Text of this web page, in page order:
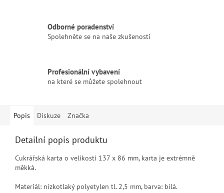
Odborné poradenství
Spolehněte se na naše zkušenosti
Profesionální vybavení
na které se můžete spolehnout
Popis Diskuze Značka
Detailní popis produktu
Cukrářská karta o velikosti 137 x 86 mm, karta je extrémně
měkká.
Materiál: nízkotlaký polyetylen tl. 2,5 mm, barva: bílá.